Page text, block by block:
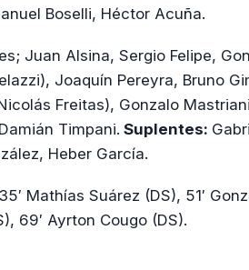
Boselli, Héctor Acuña.
Juan Alsina, Sergio Felipe,
Joaquín Pereyra, Bruno
Freitas), Gonzalo
Damián Timpani. Suplentes:
Heber García.
Mathías Suárez (DS), 51′
69′ Ayrton Cougo (DS).